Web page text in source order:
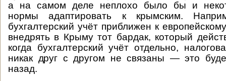
а на самом деле неплохо было бы и
нормы адаптировать к крымским.
бухгалтерский учёт приближен к
внедрять в Крыму тот бардак, который
когда бухгалтерский учёт отдельно,
никак друг с другом не связаны — это
назад.